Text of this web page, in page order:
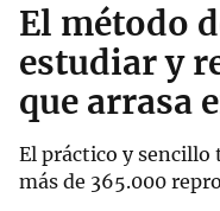
El método
estudiar y
que arrasa
El práctico y
más de 365.000